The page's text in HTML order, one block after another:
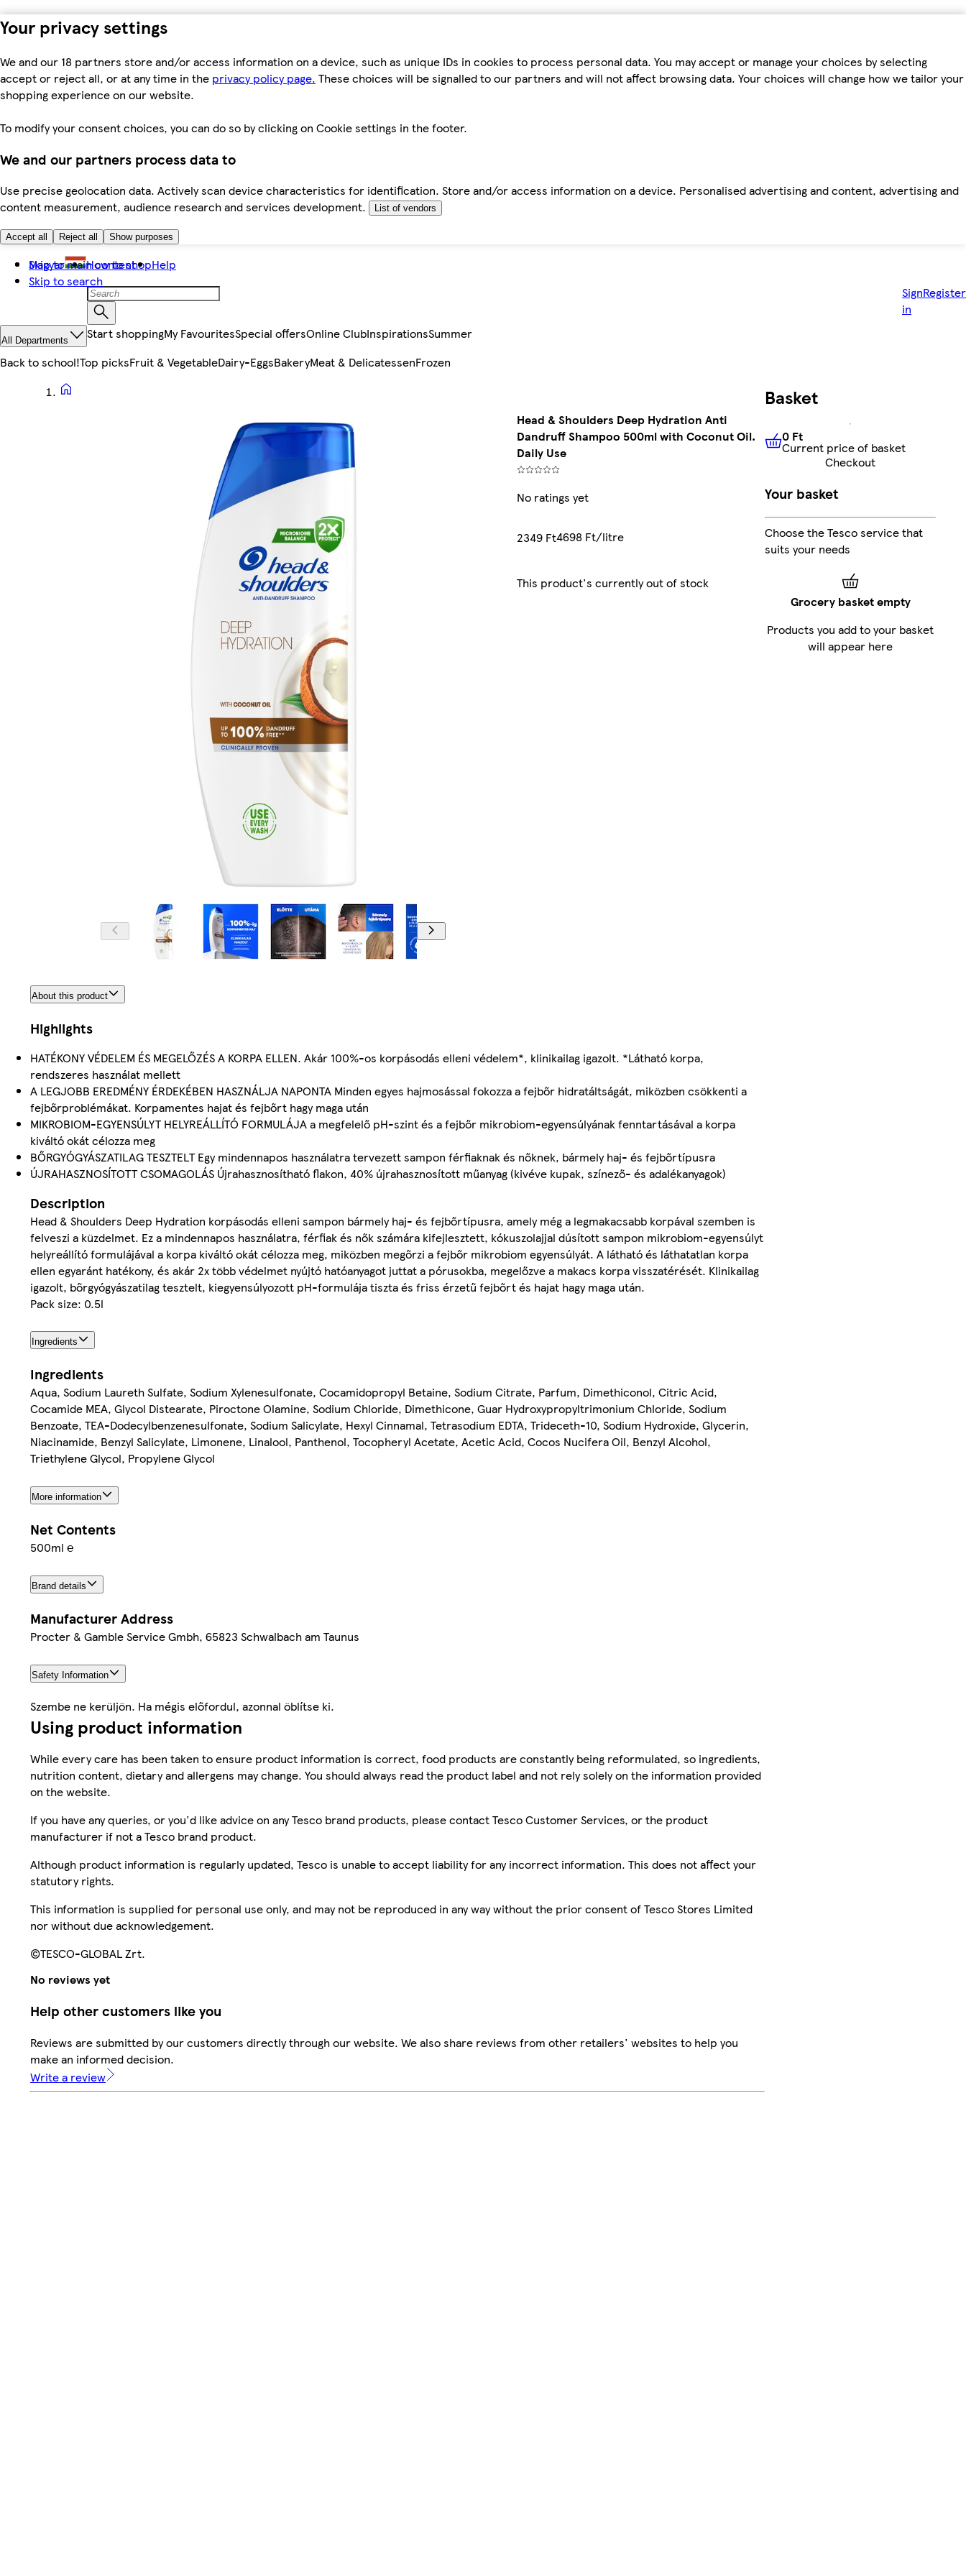
Your privacy settings
We and our 18 partners store and/or access information on a device, such as unique IDs in cookies to process personal data. You may accept or manage your choices by selecting
accept or reject all, or at any time in the privacy policy page. These choices will be signalled to our partners and will not affect browsing data. Your choices will change how we tailor your
shopping experience on our website.
To modify your consent choices, you can do so by clicking on Cookie settings in the footer.
We and our partners process data to
Use precise geolocation data. Actively scan device characteristics for identification. Store and/or access information on a device. Personalised advertising and content, advertising and
content measurement, audience research and services development.
List of vendors
Accept all Reject all Show purposes
Skip to main content
Skip to search
Magyar How to shopHelp
Sign
in
Register
All Departments Start shoppingMy FavouritesSpecial offersOnline ClubInspirationsSummer
Back to school!Top picksFruit & VegetableDairy-EggsBakeryMeat & DelicatessenFrozen
Head & Shoulders Deep Hydration Anti
Dandruff Shampoo 500ml with Coconut Oil.
Daily Use
No ratings yet
2349 Ft4698 Ft/litre
This product's currently out of stock
About this product
Highlights
HATÉKONY VÉDELEM ÉS MEGELŐZÉS A KORPA ELLEN. Akár 100%-os korpásodás elleni védelem*, klinikailag igazolt. *Látható korpa,
rendszeres használat mellett
A LEGJOBB EREDMÉNY ÉRDEKÉBEN HASZNÁLJA NAPONTA Minden egyes hajmosással fokozza a fejbőr hidratáltságát, miközben csökkenti a
fejbőrproblémákat. Korpamentes hajat és fejbőrt hagy maga után
MIKROBIOM-EGYENSÚLYT HELYREÁLLÍTÓ FORMULÁJA a megfelelő pH-szint és a fejbőr mikrobiom-egyensúlyának fenntartásával a korpa
kiváltó okát célozza meg
BŐRGYÓGYÁSZATILAG TESZTELT Egy mindennapos használatra tervezett sampon férfiaknak és nőknek, bármely haj- és fejbőrtípusra
ÚJRAHASZNOSÍTOTT CSOMAGOLÁS Újrahasznosítható flakon, 40% újrahasznosított műanyag (kivéve kupak, színező- és adalékanyagok)
Description
Head & Shoulders Deep Hydration korpásodás elleni sampon bármely haj- és fejbőrtípusra, amely még a legmakacsabb korpával szemben is
felveszi a küzdelmet. Ez a mindennapos használatra, férfiak és nők számára kifejlesztett, kókuszolajjal dúsított sampon mikrobiom-egyensúlyt
helyreállító formulájával a korpa kiváltó okát célozza meg, miközben megőrzi a fejbőr mikrobiom egyensúlyát. A látható és láthatatlan korpa
ellen egyaránt hatékony, és akár 2x több védelmet nyújtó hatóanyagot juttat a pórusokba, megelőzve a makacs korpa visszatérését. Klinikailag
igazolt, bőrgyógyászatilag tesztelt, kiegyensúlyozott pH-formulája tiszta és friss érzetű fejbőrt és hajat hagy maga után.
Pack size: 0.5l
Ingredients
Ingredients
Aqua, Sodium Laureth Sulfate, Sodium Xylenesulfonate, Cocamidopropyl Betaine, Sodium Citrate, Parfum, Dimethiconol, Citric Acid,
Cocamide MEA, Glycol Distearate, Piroctone Olamine, Sodium Chloride, Dimethicone, Guar Hydroxypropyltrimonium Chloride, Sodium
Benzoate, TEA-Dodecylbenzenesulfonate, Sodium Salicylate, Hexyl Cinnamal, Tetrasodium EDTA, Trideceth-10, Sodium Hydroxide, Glycerin,
Niacinamide, Benzyl Salicylate, Limonene, Linalool, Panthenol, Tocopheryl Acetate, Acetic Acid, Cocos Nucifera Oil, Benzyl Alcohol,
Triethylene Glycol, Propylene Glycol
More information
Net Contents
500ml ℮
Brand details
Manufacturer Address
Procter & Gamble Service Gmbh, 65823 Schwalbach am Taunus
Safety Information
Szembe ne kerüljön. Ha mégis előfordul, azonnal öblítse ki.
Using product information
While every care has been taken to ensure product information is correct, food products are constantly being reformulated, so ingredients,
nutrition content, dietary and allergens may change. You should always read the product label and not rely solely on the information provided
on the website.
If you have any queries, or you'd like advice on any Tesco brand products, please contact Tesco Customer Services, or the product
manufacturer if not a Tesco brand product.
Although product information is regularly updated, Tesco is unable to accept liability for any incorrect information. This does not affect your
statutory rights.
This information is supplied for personal use only, and may not be reproduced in any way without the prior consent of Tesco Stores Limited
nor without due acknowledgement.
©TESCO-GLOBAL Zrt.
No reviews yet
Help other customers like you
Reviews are submitted by our customers directly through our website. We also share reviews from other retailers' websites to help you
make an informed decision.
Write a review
Basket
0 FtCurrent price of basket
0 Ft
Current price of basket
Checkout
Your basket
Choose the Tesco service that
suits your needs
Grocery basket empty
Products you add to your basket
will appear here